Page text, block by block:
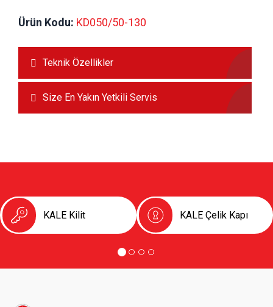
Ürün Kodu: KD050/50-130
Teknik Özellikler
Size En Yakın Yetkili Servis
KALE Kilit KALE Çelik Kapı